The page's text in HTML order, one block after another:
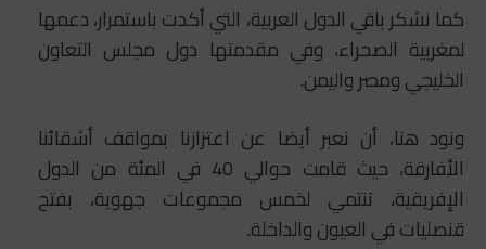
كما نشكر باقي الدول العربية، التي أكدت باستمرار، دعمها
لمغربية الصحراء، وفي مقدمتها دول مجلس التعاون
الخليجي ومصر واليمن.
ونود هنا، أن نعبر أيضا عن اعتزازنا بمواقف أشقائنا
الأفارقة، حيث قامت حوالي 40 في المئة من الدول
الإفريقية، تنتمي لخمس مجموعات جهوية، بفتح
قنصليات في العيون والداخلة.